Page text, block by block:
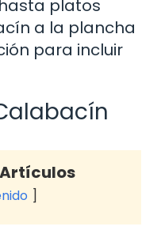
platos
a la plancha
para incluir